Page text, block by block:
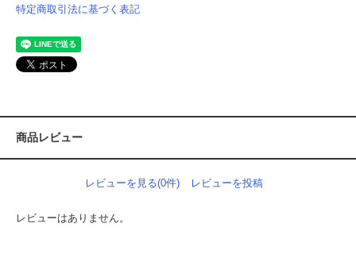
特定商取引法に基づく表記
商品レビュー
レビューを見る(0件) レビューを投稿
レビューはありません。